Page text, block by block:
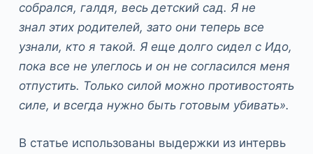
собрался, галдя, весь детский сад. Я не
знал этих родителей, зато они теперь все
узнали, кто я такой. Я еще долго сидел с Идо,
пока все не улеглось и он не согласился меня
отпустить. Только силой можно противостоять
силе, и всегда нужно быть готовым убивать».
В статье использованы выдержки из интервь